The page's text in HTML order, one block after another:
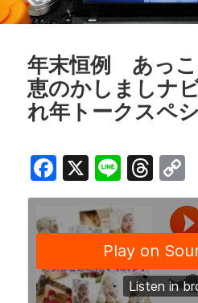
年末恒例 あっ
恵のかしましナ
れ年トークスペ
F
a
c
e
b
o
X Li
n
e
T
h
e
a
d